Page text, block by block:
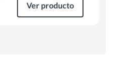
Ver producto